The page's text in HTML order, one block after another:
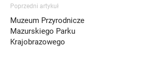
Poprzedni artykuł
Muzeum Przyrodnicze
Mazurskiego Parku
Krajobrazowego